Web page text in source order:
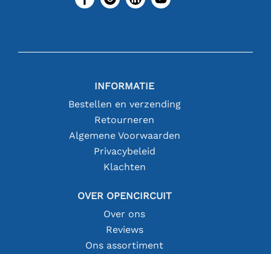
INFORMATIE
Bestellen en verzending
Retourneren
Algemene Voorwaarden
Privacybeleid
Klachten
OVER OPENCIRCUIT
Over ons
Reviews
Ons assortiment